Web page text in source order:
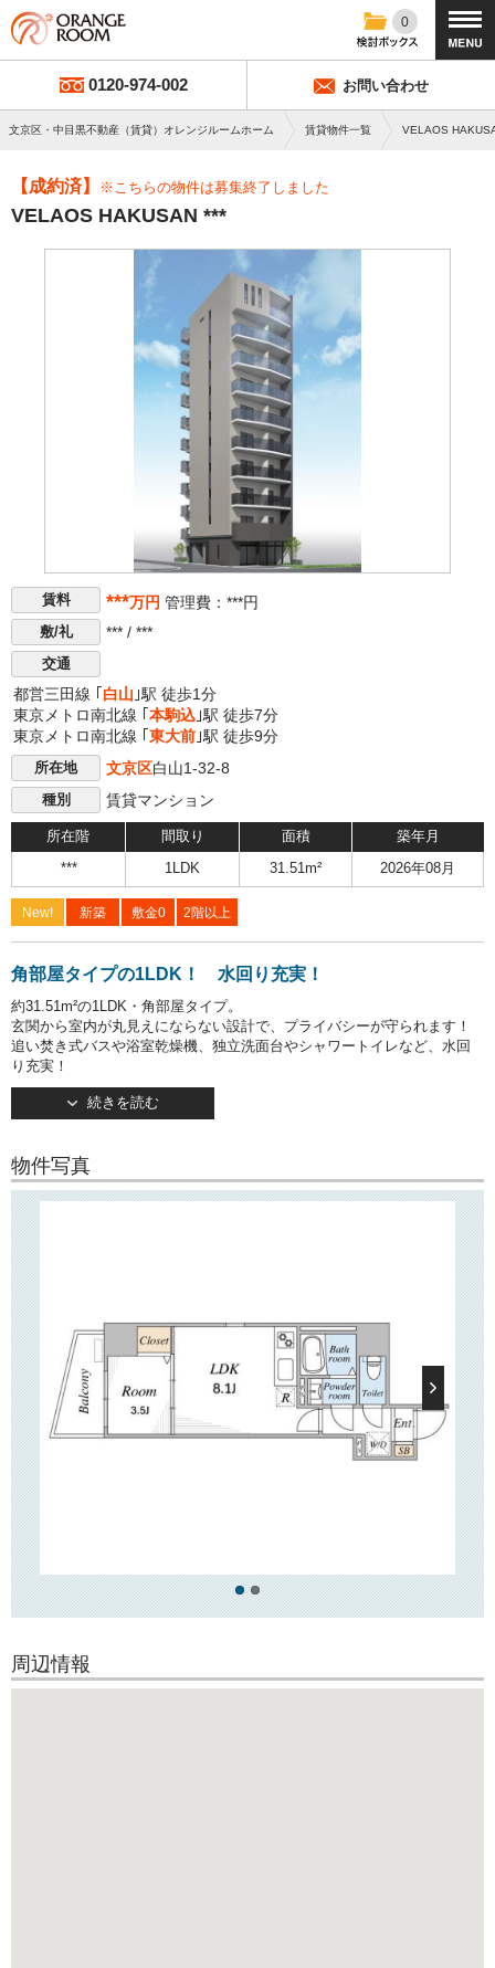
0
0120-974-002 お問い合わせ
文京区・中目黒不動産（賃貸）オレンジルームホーム 賃貸物件一覧 VELAOS
【成約済】 ※こちらの物件は募集終了しました
VELAOS HAKUSAN ***
賃料 ***万円 管理費：***円
敷/礼 *** / ***
交通
都営三田線 ｢ 白山 ｣駅 徒歩1分
東京メトロ南北線 ｢ 本駒込 ｣駅 徒歩7分
東京メトロ南北線 ｢ 東大前 ｣駅 徒歩9分
所在地 文京区白山1-32-8
種別 賃貸マンション
所在階 間取り 面積 築年月
*** 1LDK 31.51m² 2026年08月
New! 新築 敷金0 2階以上
角部屋タイプの1LDK！ 水回り充実！
約31.51m²の1LDK・角部屋タイプ。
玄関から室内が丸見えにならない設計で、プライバシーが守られます！
追い焚き式バスや浴室乾燥機、独立洗面台やシャワートイレなど、水回
り充実！
キッチンはIH2口コンロ設置済みです。
約8.1帖のLDKは柱などの出っ張りがなく、家具の配置がしやすい形。
○建物情報○
文京区白山1丁目の賃貸マンション「VELAOS HAKUSAN（べラオス白
山）」。
省エネ仕様の高性能エアコン設置！
追い焚き式バスや浴室乾燥機、独立洗面台など、水回りも充実していま
○周辺環境○
「VELAOS HAKUSAN」は「白山下」交差点に面して建っており、周辺
ので、日々のお買い物にとても便利です！
続きを読む
物件写真
周辺情報